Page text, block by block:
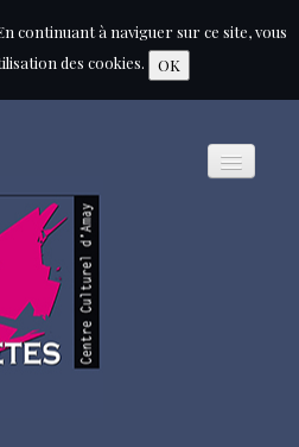
continuant à naviguer sur ce site, vous
des cookies.
OK